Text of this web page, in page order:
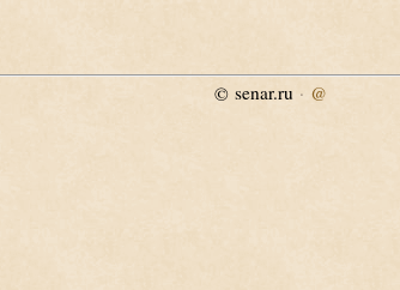
©senar.ru · @